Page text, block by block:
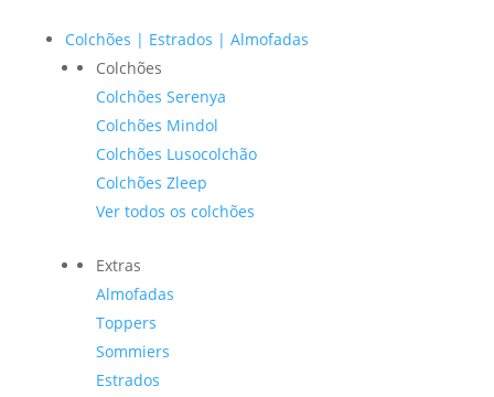
Colchões | Estrados | Almofadas
Colchões
Colchões Serenya
Colchões Mindol
Colchões Lusocolchão
Colchões Zleep
Ver todos os colchões
Extras
Almofadas
Toppers
Sommiers
Estrados